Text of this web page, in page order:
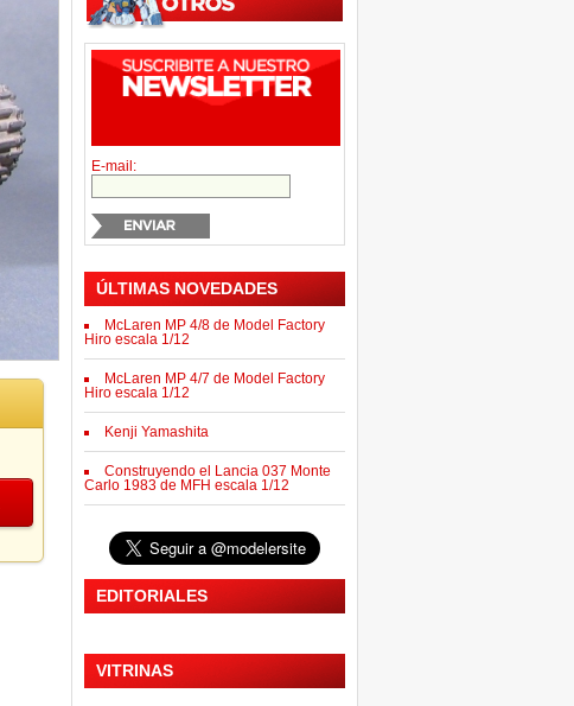
E-mail:
ÚLTIMAS NOVEDADES
McLaren MP 4/8 de Model Factory
Hiro escala 1/12
McLaren MP 4/7 de Model Factory
Hiro escala 1/12
Kenji Yamashita
Construyendo el Lancia 037 Monte
Carlo 1983 de MFH escala 1/12
EDITORIALES
VITRINAS